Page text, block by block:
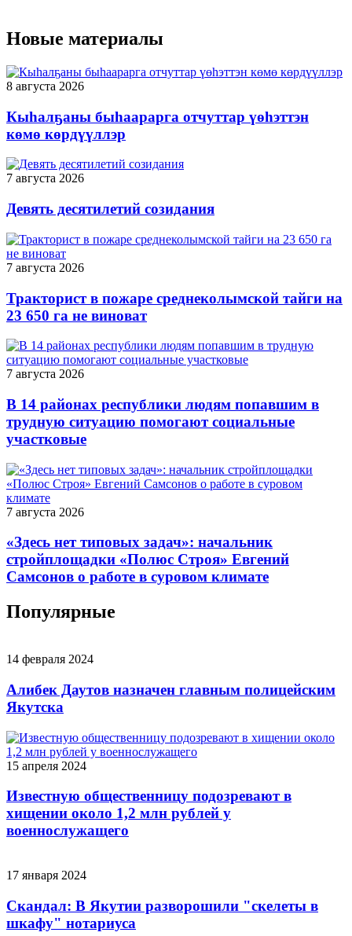
Новые материалы
8 августа 2026
Кыһалҕаны быһаарарга отчуттар үөһэттэн
көмө көрдүүллэр
7 августа 2026
Девять десятилетий созидания
7 августа 2026
Тракторист в пожаре среднеколымской тайги на
23 650 га не виноват
7 августа 2026
В 14 районах республики людям попавшим в
трудную ситуацию помогают социальные
участковые
7 августа 2026
«Здесь нет типовых задач»: начальник
стройплощадки «Полюс Строя» Евгений
Самсонов о работе в суровом климате
Популярные
14 февраля 2024
Алибек Даутов назначен главным полицейским
Якутска
15 апреля 2024
Известную общественницу подозревают в
хищении около 1,2 млн рублей у
военнослужащего
17 января 2024
Скандал: В Якутии разворошили "скелеты в
шкафу" нотариуса